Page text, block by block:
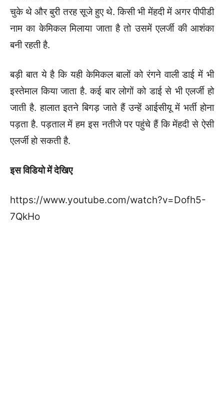
चुके थे और बुरी तरह सूजे हुए थे. किसी भी मेंहदी में अगर पीपीडी
नाम का केमिकल मिलाया जाता है तो उसमें एलर्जी की आशंका
बनी रहती है.
बड़ी बात ये है कि यही केमिकल बालों को रंगने वाली डाई में भी
इस्तेमाल किया जाता है. कई बार लोगों को डाई से भी एलर्जी हो
जाती है. हालात इतने बिगड़ जाते हैं उन्हें आईसीयू में भर्ती होना
पड़ता है. पड़ताल में हम इस नतीजे पर पहुंचे हैं कि मेंहदी से ऐसी
एलर्जी हो सकती है.
इस विडियो में देखिए
https://www.youtube.com/watch?v=Dofh5-
7QkHo